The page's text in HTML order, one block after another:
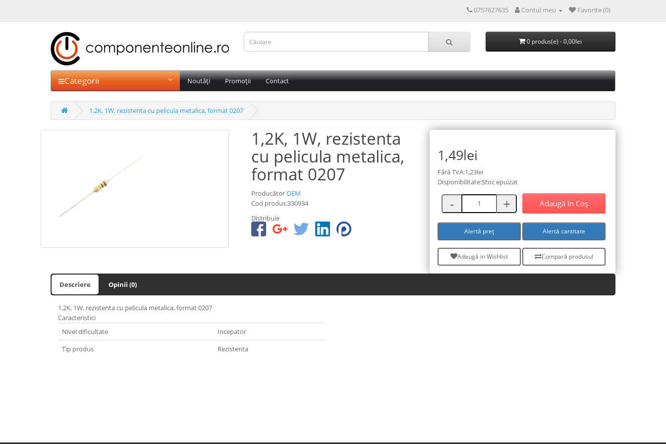
0757627635 Contul meu Favorite (0)
0 produs(e) - 0,00lei
Categorii Noutăți Promoții Contact
1,2K, 1W, rezistenta cu pelicula metalica, format 0207
1,2K, 1W, rezistenta
cu pelicula metalica,
format 0207
ProducătorOEM
Cod produs:330934
Distribuie
1,49lei
Fără TVA:1,23lei
Disponibilitate:Stoc epuizat
Adaugă în Coş
Alertă preț Alertă cantitate
Adaugă in Wishlist Compară produsul
Descriere Opinii (0)
1,2K, 1W, rezistenta cu pelicula metalica, format 0207
Caracteristici
Nivel dificultate
Incepator
Tip produs
Rezistenta